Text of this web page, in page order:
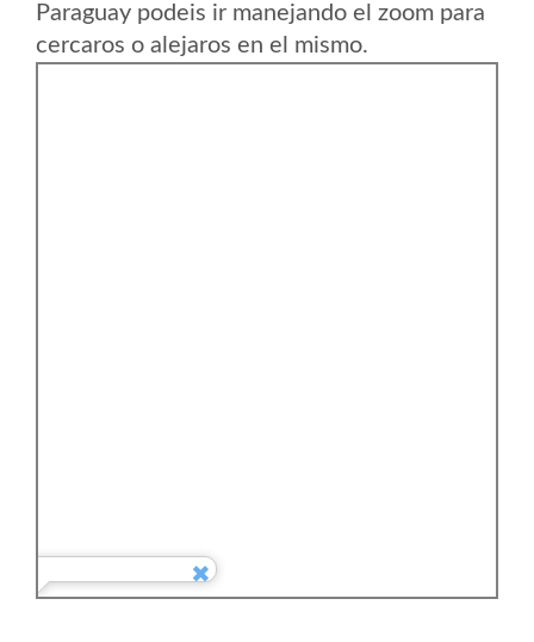
Paraguay podeis ir manejando el zoom para
cercaros o alejaros en el mismo.